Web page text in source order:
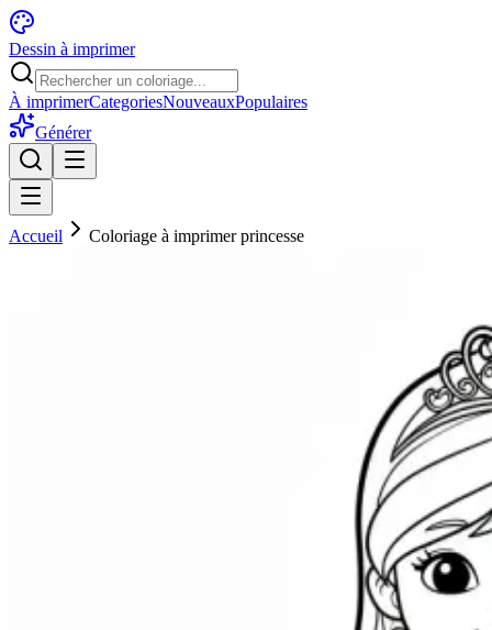
Dessin à imprimer
À imprimerCategoriesNouveauxPopulaires
Générer
Accueil Coloriage à imprimer princesse